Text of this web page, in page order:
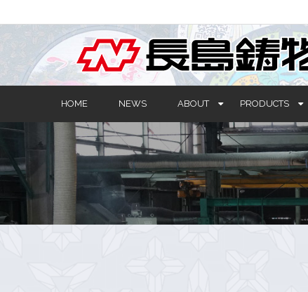
HOME NEWS ABOUT PRODUCTS